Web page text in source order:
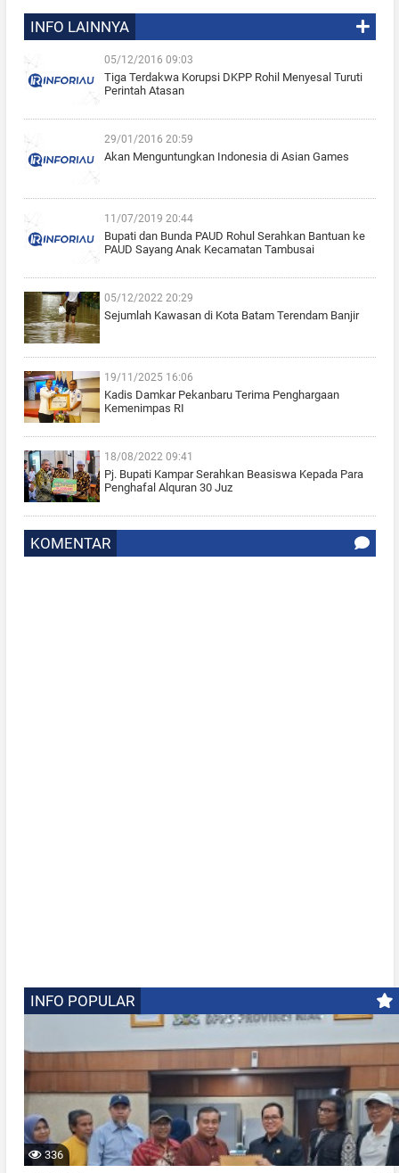
INFO LAINNYA
05/12/2016 09:03
Tiga Terdakwa Korupsi DKPP Rohil Menyesal Turuti
Perintah Atasan
29/01/2016 20:59
Akan Menguntungkan Indonesia di Asian Games
11/07/2019 20:44
Bupati dan Bunda PAUD Rohul Serahkan Bantuan ke
PAUD Sayang Anak Kecamatan Tambusai
05/12/2022 20:29
Sejumlah Kawasan di Kota Batam Terendam Banjir
19/11/2025 16:06
Kadis Damkar Pekanbaru Terima Penghargaan
Kemenimpas RI
18/08/2022 09:41
Pj. Bupati Kampar Serahkan Beasiswa Kepada Para
Penghafal Alquran 30 Juz
KOMENTAR
INFO POPULAR
336